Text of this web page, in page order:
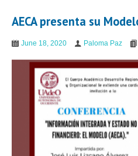
AECA presenta su
June 18, 2020 Paloma Paz